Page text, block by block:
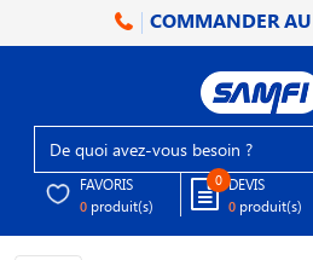
COMMANDER AU
FAVORIS
0 produit(s)
0 DEVIS
0 produit(s)